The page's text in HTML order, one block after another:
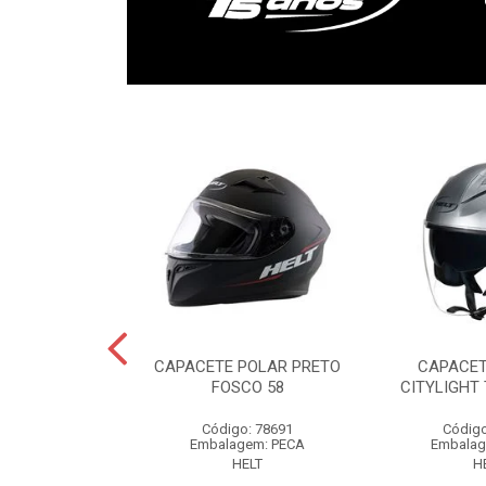
CAPACETE POLAR PRETO
FOSCO 58
Código: 78691
Embalagem: PECA
HELT
CITYLIGHT